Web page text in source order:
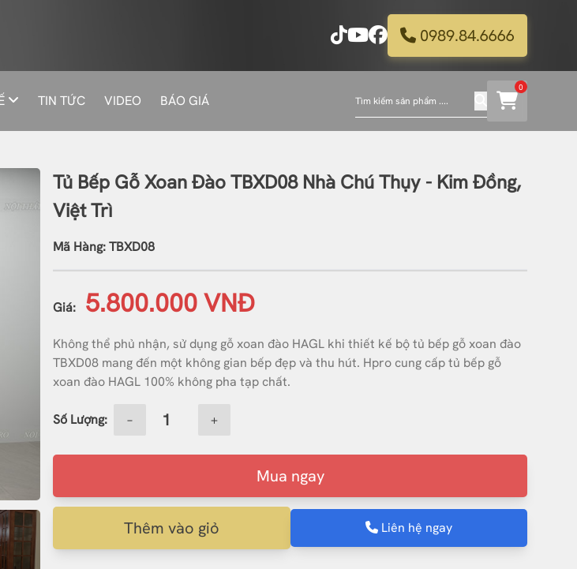
0989.84.6666
TIN TỨC VIDEO BÁO GIÁ
0
Tủ Bếp Gỗ Xoan Đào TBXD08 Nhà Chú Thụy - Kim Đồng,
Việt Trì
Mã Hàng: TBXD08
Giá: 5.800.000 VNĐ
Không thể phủ nhận, sử dụng gỗ xoan đào HAGL khi thiết kế bộ tủ bếp gỗ xoan đào
TBXD08 mang đến một không gian bếp đẹp và thu hút. Hpro cung cấp tủ bếp gỗ
xoan đào HAGL 100% không pha tạp chất.
Số Lượng: − +
Mua ngay
Thêm vào giỏ Liên hệ ngay